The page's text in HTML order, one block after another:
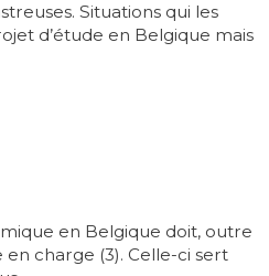
Situations qui les
d’étude en Belgique mais
en Belgique doit, outre
en charge (3). Celle-ci sert